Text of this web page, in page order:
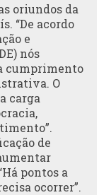
oriundos da
“De acordo
e
nós
cumprimento
O
carga
de
pontos a
ocorrer”.